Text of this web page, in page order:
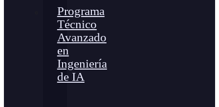
Programa
Técnico
Avanzado
en
Ingeniería
de IA